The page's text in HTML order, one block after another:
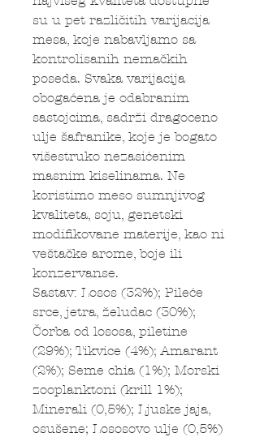
su u pet različitih varijacija
mesa, koje nabavljamo sa
kontrolisanih nemačkih
poseda. Svaka varijacija
obogaćena je odabranim
sastojcima, sadrži dragoceno
ulje šafranike, koje je bogato
višestruko nezasićenim
masnim kiselinama. Ne
koristimo meso sumnjivog
kvaliteta, soju, genetski
modifikovane materije, kao ni
veštačke arome, boje ili
konzervanse.
Sastav: Losos (32%); Pileće
srce, jetra, želudac (30%);
Čorba od lososa, piletine
(29%); Tikvice (4%); Amarant
(2%); Seme chia (1%); Morski
zooplanktoni (krill 1%);
Minerali (0,5%); Ljuske jaja,
osušene; Lososovo ulje (0,5%)